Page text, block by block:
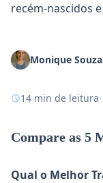
recém-nascidos
Monique Souza
14 min de leitura·
Compare as 5
Qual o Melhor